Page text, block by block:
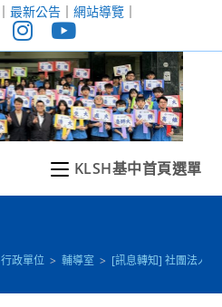
｜ 最新公告｜ 網站導覽｜
KLSH基中首頁選單
行政單位 > 輔導室 > [訊息轉知] 社團法人